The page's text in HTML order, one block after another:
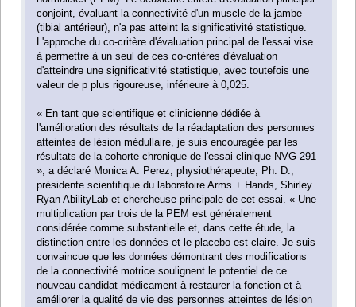
conjoint, évaluant la connectivité d'un muscle de la jambe
(tibial antérieur), n'a pas atteint la significativité statistique.
L'approche du co-critère d'évaluation principal de l'essai vise
à permettre à un seul de ces co-critères d'évaluation
d'atteindre une significativité statistique, avec toutefois une
valeur de p plus rigoureuse, inférieure à 0,025.
« En tant que scientifique et clinicienne dédiée à
l'amélioration des résultats de la réadaptation des personnes
atteintes de lésion médullaire, je suis encouragée par les
résultats de la cohorte chronique de l'essai clinique NVG-291
», a déclaré Monica A. Perez, physiothérapeute, Ph. D.,
présidente scientifique du laboratoire Arms + Hands, Shirley
Ryan AbilityLab et chercheuse principale de cet essai. « Une
multiplication par trois de la PEM est généralement
considérée comme substantielle et, dans cette étude, la
distinction entre les données et le placebo est claire. Je suis
convaincue que les données démontrant des modifications
de la connectivité motrice soulignent le potentiel de ce
nouveau candidat médicament à restaurer la fonction et à
améliorer la qualité de vie des personnes atteintes de lésion